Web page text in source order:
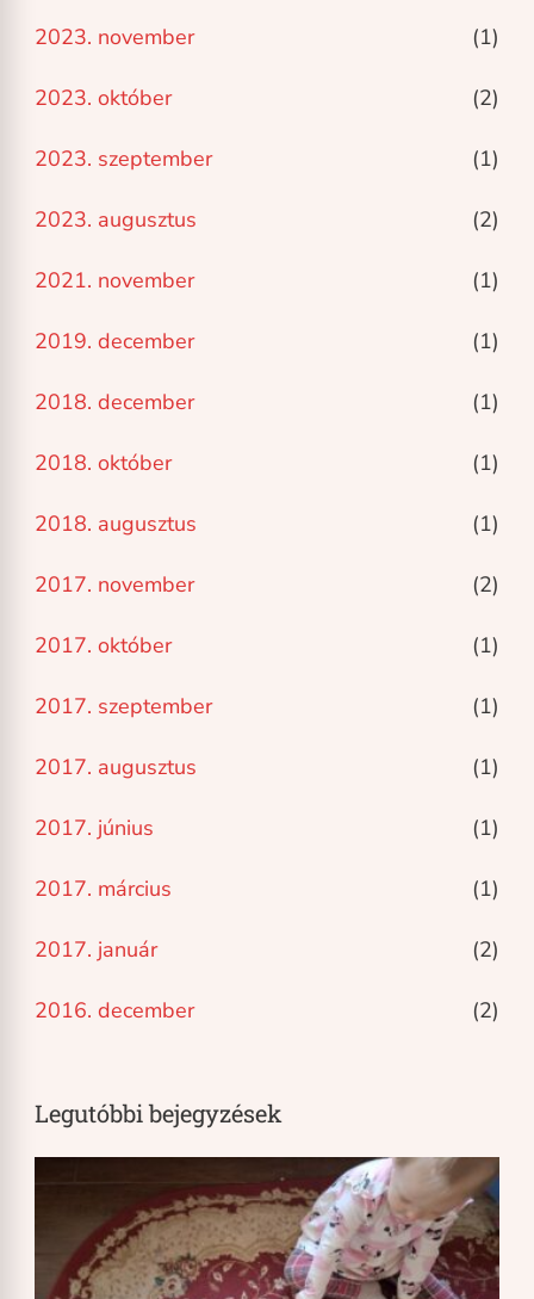
2023. november (1)
2023. október (2)
2023. szeptember (1)
2023. augusztus (2)
2021. november (1)
2019. december (1)
2018. december (1)
2018. október (1)
2018. augusztus (1)
2017. november (2)
2017. október (1)
2017. szeptember (1)
2017. augusztus (1)
2017. június (1)
2017. március (1)
2017. január (2)
2016. december (2)
Legutóbbi bejegyzések